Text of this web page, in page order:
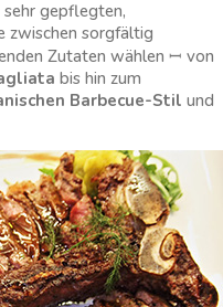
gepflegten,
zwischen sorgfältig
Zutaten wählen ꟷ von
bis hin zum
Barbecue-Stil und